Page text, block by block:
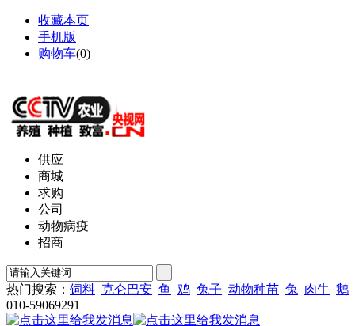
收藏本页
手机版
购物车(0)
供应
商城
求购
公司
动物病疫
招商
热门搜索： 饲料 克仑巴安 鱼 鸡 兔子 动物种苗 兔 肉牛 鹅
010-59069291